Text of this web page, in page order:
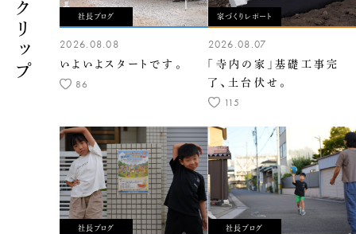
社長ブログ
2026.08.08
いよいよスタートです。
86
家づくりレポート
2026.08.07
「寺内の家」基礎工事完
了、土台伏せ。
115
社長ブログ 社長ブログ